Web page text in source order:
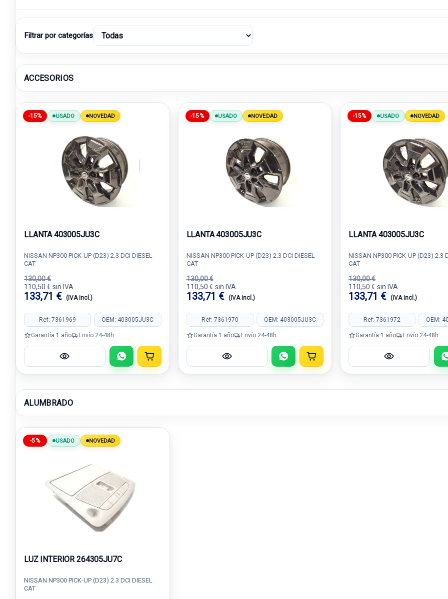
Filtrar por categorías
ACCESORIOS
-15% USADO NOVEDAD
LLANTA 403005JU3C
NISSAN NP300 PICK-UP (D23) 2.3 DCI DIESEL
CAT
130,00 €
110,50 € sin IVA.
133,71 € (IVA incl.)
Ref: 7361969 OEM: 403005JU3C
Garantía 1 año Envío 24-48h
-15% USADO NOVEDAD
LLANTA 403005JU3C
NISSAN NP300 PICK-UP (D23) 2.3 DCI DIESEL
CAT
130,00 €
110,50 € sin IVA.
133,71 € (IVA incl.)
Ref: 7361970 OEM: 403005JU3C
Garantía 1 año Envío 24-48h
-15% USADO NOVEDAD
LLANTA 403005JU3C
NISSAN NP300 PICK-UP (D23) 2.3
CAT
130,00 €
110,50 € sin IVA.
133,71 € (IVA incl.)
Ref: 7361972 OEM:
Garantía 1 año Envío 24-48h
ALUMBRADO
-5% USADO NOVEDAD
LUZ INTERIOR 264305JU7C
NISSAN NP300 PICK-UP (D23) 2.3 DCI DIESEL
CAT